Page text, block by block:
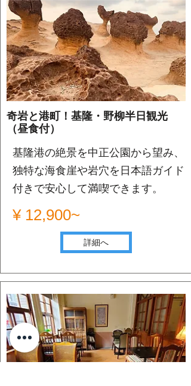
奇岩と港町！基隆・野柳半日観光
（昼食付）
基隆港の絶景を中正公園から望み、
独特な海食崖や岩穴を日本語ガイド
付きで安心して満喫できます。
¥ 12,900~
詳細へ